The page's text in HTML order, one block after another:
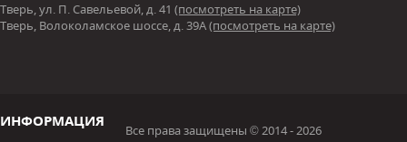
Тверь, ул. П. Савельевой, д. 41 (посмотреть на карте)
Тверь, Волоколамское шоссе, д. 39А(посмотреть на карте)
ИНФОРМАЦИЯ
Все права защищены © 2014 - 2026